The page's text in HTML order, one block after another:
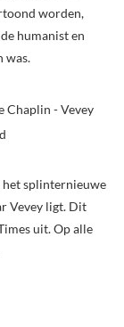
worden,
humanist en
was.
het splinternieuwe
Vevey ligt. Dit
uit. Op alle